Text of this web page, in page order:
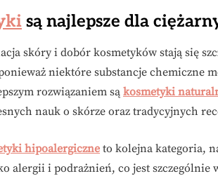
są najlepsze dla
skóry i dobór kosmetyków stają się
niektóre substancje chemiczne
rozwiązaniem są kosmetyki
nauk o skórze oraz tradycyjnych
hipoalergiczneto kolejna kategoria,
alergii i podrażnień, co jest szczególnie